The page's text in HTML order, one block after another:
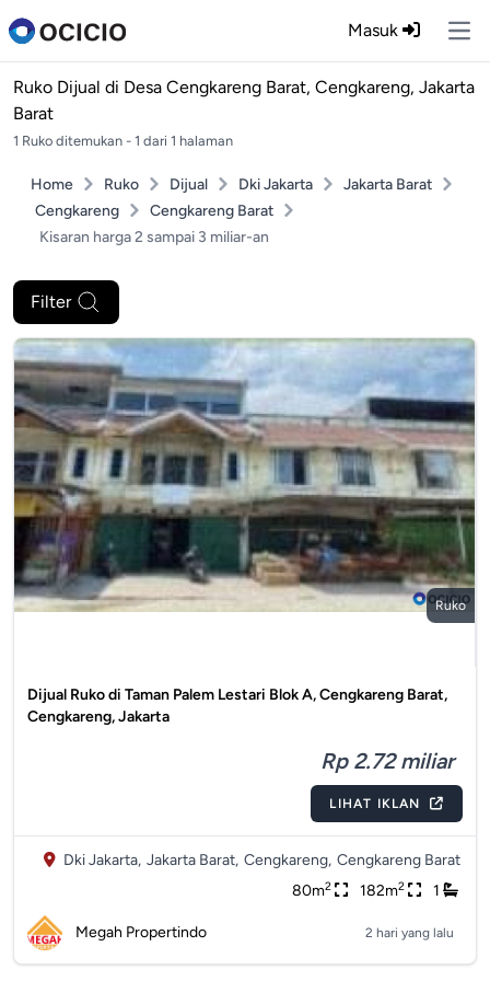
Masuk
Ruko Dijual di Desa Cengkareng Barat, Cengkareng, Jakarta
Barat
1 Ruko ditemukan - 1 dari 1 halaman
Home Ruko Dijual Dki Jakarta
Jakarta Barat
Cengkareng
Cengkareng Barat
Kisaran harga 2 sampai 3 miliar-an
Filter
Ruko
Dijual Ruko di Taman Palem Lestari Blok A, Cengkareng Barat,
Cengkareng, Jakarta
Rp 2.72 miliar
LIHAT IKLAN
Dki Jakarta, Jakarta Barat, Cengkareng, Cengkareng Barat
80m2 182m2 1
Megah Propertindo 2 hari yang lalu